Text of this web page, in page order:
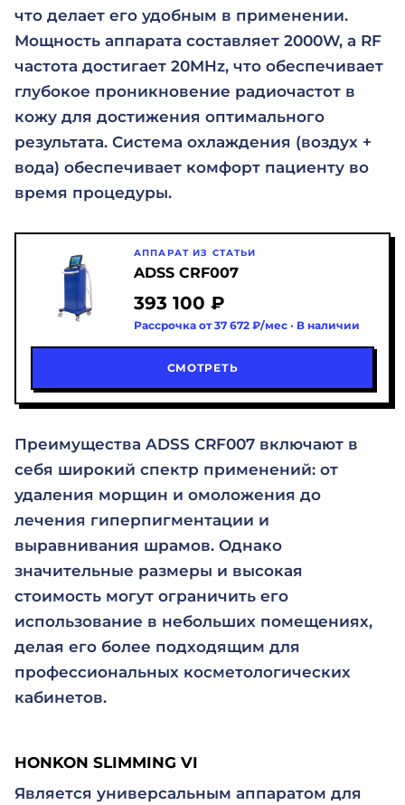
что делает его удобным в применении.
Мощность аппарата составляет 2000W, а RF
частота достигает 20MHz, что обеспечивает
глубокое проникновение радиочастот в
кожу для достижения оптимального
результата. Система охлаждения (воздух +
вода) обеспечивает комфорт пациенту во
время процедуры.
АППАРАТ ИЗ СТАТЬИ
ADSS CRF007
393 100 ₽
Рассрочка от 37 672 ₽/мес · В наличии
СМОТРЕТЬ
Преимущества ADSS CRF007 включают в
себя широкий спектр применений: от
удаления морщин и омоложения до
лечения гиперпигментации и
выравнивания шрамов. Однако
значительные размеры и высокая
стоимость могут ограничить его
использование в небольших помещениях,
делая его более подходящим для
профессиональных косметологических
кабинетов.
HONKON SLIMMING VI
Является универсальным аппаратом для